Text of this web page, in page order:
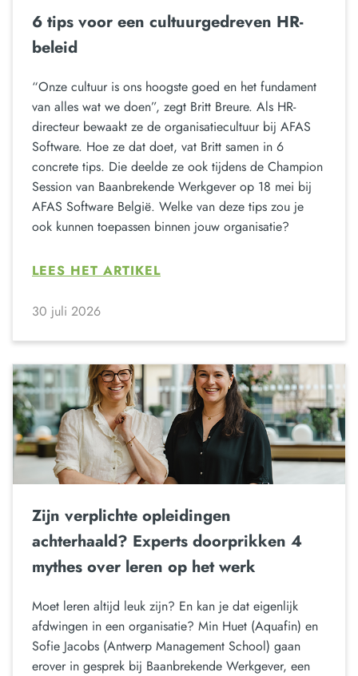
6 tips voor een cultuurgedreven HR-
beleid
“Onze cultuur is ons hoogste goed en het fundament
van alles wat we doen”, zegt Britt Breure. Als HR-
directeur bewaakt ze de organisatiecultuur bij AFAS
Software. Hoe ze dat doet, vat Britt samen in 6
concrete tips. Die deelde ze ook tijdens de Champion
Session van Baanbrekende Werkgever op 18 mei bij
AFAS Software België. Welke van deze tips zou je
ook kunnen toepassen binnen jouw organisatie?
LEES HET ARTIKEL
30 juli 2026
Zijn verplichte opleidingen
achterhaald? Experts doorprikken 4
mythes over leren op het werk
Moet leren altijd leuk zijn? En kan je dat eigenlijk
afdwingen in een organisatie? Min Huet (Aquafin) en
Sofie Jacobs (Antwerp Management School) gaan
erover in gesprek bij Baanbrekende Werkgever, een